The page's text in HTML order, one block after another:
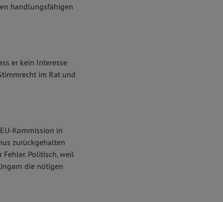
handlungsfähigen
er kein Interesse
im Rat und
Kommission in
zurückgehalten
Politisch, weil
die nötigen